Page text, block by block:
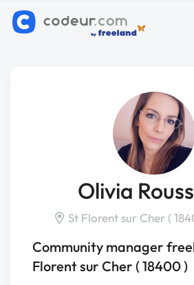
Olivia
St Florent sur Cher (
Community manager
Florent sur Cher ( 18400 )